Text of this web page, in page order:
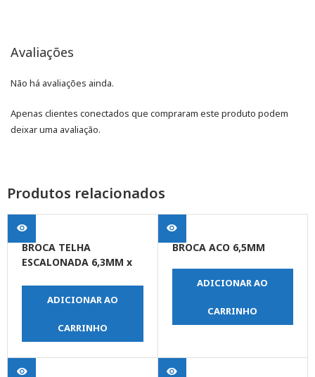
Avaliações
Não há avaliações ainda.
Apenas clientes conectados que compraram este produto podem
deixar uma avaliação.
Produtos relacionados
BROCA TELHA
ESCALONADA 6,3MM x
ADICIONAR AO
CARRINHO
BROCA ACO 6,5MM
ADICIONAR AO
CARRINHO